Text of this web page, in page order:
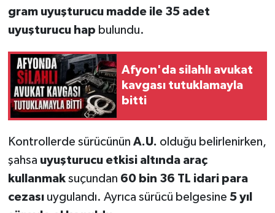
gram uyuşturucu madde ile 35 adet
uyuşturucu hap bulundu.
Afyon'da silahlı avukat
kavgası tutuklamayla
bitti
Kontrollerde sürücünün A.U. olduğu belirlenirken,
şahsa uyuşturucu etkisi altında araç
kullanmaksuçundan 60 bin 36 TL idari para
cezasıuygulandı. Ayrıca sürücü belgesine 5 yıl